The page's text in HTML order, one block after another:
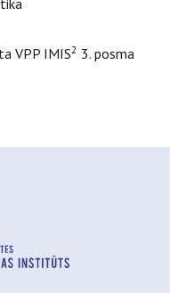
VPP IMIS2 3. posma